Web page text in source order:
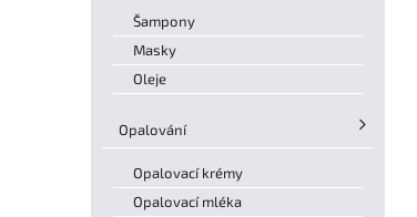
Šampony
Masky
Oleje
Opalování
Opalovací krémy
Opalovací mléka